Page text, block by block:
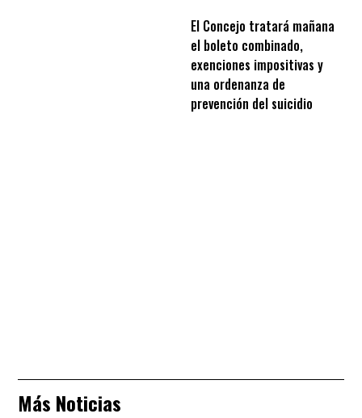
El Concejo tratará mañana
el boleto combinado,
exenciones impositivas y
una ordenanza de
prevención del suicidio
Más Noticias